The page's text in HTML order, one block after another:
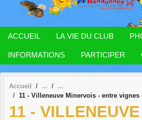
ACCUEIL LA VIE DU CLUB
INFORMATIONS PARTICIPER
Accueil
11 - Villeneuve Minervois - entre vignes
11 - VILLENEUVE